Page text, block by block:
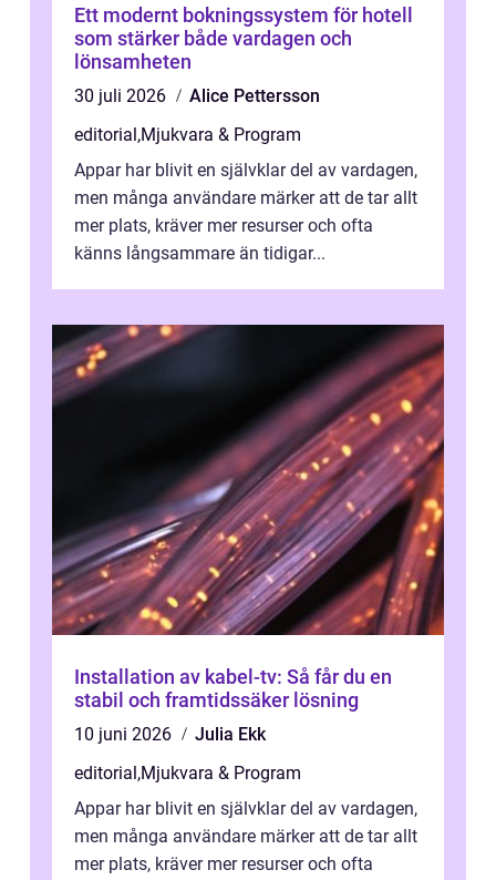
Ett modernt bokningssystem för hotell
som stärker både vardagen och
lönsamheten
30 juli 2026
Alice Pettersson
editorial ,Mjukvara & Program
Appar har blivit en självklar del av vardagen,
men många användare märker att de tar allt
mer plats, kräver mer resurser och ofta
känns långsammare än tidigar...
Installation av kabel-tv: Så får du en
stabil och framtidssäker lösning
10 juni 2026
Julia Ekk
editorial ,Mjukvara & Program
Appar har blivit en självklar del av vardagen,
men många användare märker att de tar allt
mer plats, kräver mer resurser och ofta